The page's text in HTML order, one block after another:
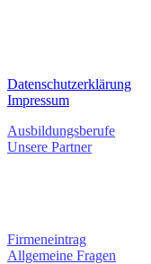
Datenschutzerklärung
Impressum
Ausbildungsberufe
Unsere Partner
Firmeneintrag
Allgemeine Fragen